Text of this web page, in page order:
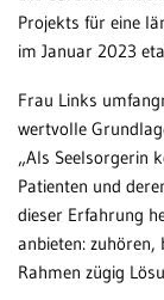
Weinheim
Projekts für eine
im Januar 2023
Frau Links
wertvolle
„Als Seelsorgerin
Patienten und
dieser Erfahrung
anbieten:
Rahmen zügig